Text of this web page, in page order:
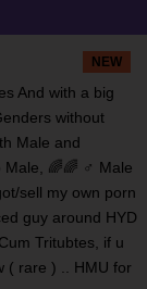
NEW
And with a big
without
Male and
Male, 🌈🌈 ♂️ Male
sell my own porn
guy around HYD
Tritubtes, if u
( rare ) .. HMU for